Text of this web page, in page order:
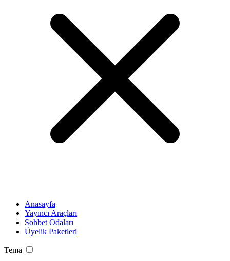
Anasayfa
Yayıncı Araçları
Sohbet Odaları
Üyelik Paketleri
Tema